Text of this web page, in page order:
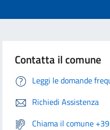
Contatta il comune
Leggi le domande
Richiedi Assistenza
Chiama il comune